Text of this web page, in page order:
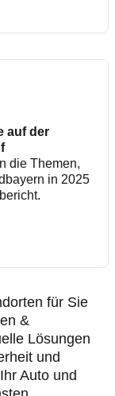
auf der
die Themen,
in 2025
für Sie
&
Lösungen
und
Auto und